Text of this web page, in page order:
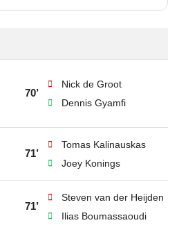
70’
Nick de Groot
Dennis Gyamfi
71’
Tomas Kalinauskas
Joey Konings
71’
Steven van der Heijden
Ilias Boumassaoudi